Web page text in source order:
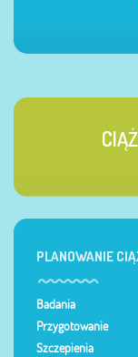
PLANOWANIE
Badania
Przygotowanie
Szczepienia